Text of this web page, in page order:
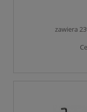
zawiera